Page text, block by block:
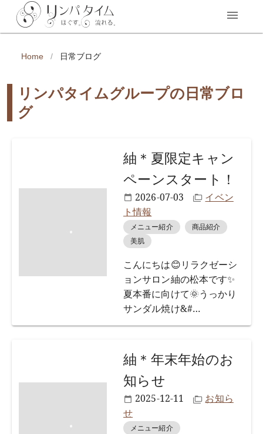
Home / 日常ブログ
リンパタイムグループの日常ブロ
グ
紬＊夏限定キャン
ペーンスタート！
2026-07-03
イベン
ト情報
メニュー紹介
商品紹介
美肌
こんにちは😊リラクゼーシ
ョンサロン紬の松本です✨
夏本番に向けて🌞うっかり
サンダル焼け&#…
紬＊年末年始のお
知らせ
2025-12-11
お知ら
せ
メニュー紹介